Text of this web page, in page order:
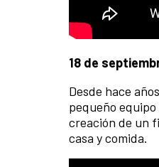
18 de
Desde hace
pequeño
creación de un
casa y comida.